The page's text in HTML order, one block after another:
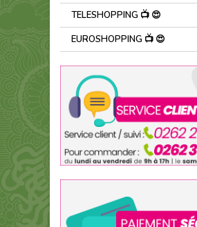
TELESHOPPING 📺 😍
EUROSHOPPING 📺 😍